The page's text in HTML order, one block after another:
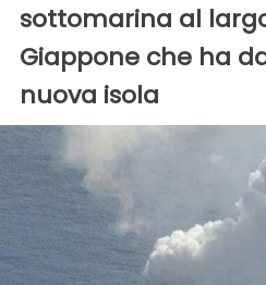
sottomarina al
Giappone che ha
nuova isola